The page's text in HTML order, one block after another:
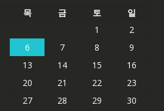
목 금 토
일
1
2
6 7 8
9
13 14 15
16
20 21 22
23
27 28 29
30